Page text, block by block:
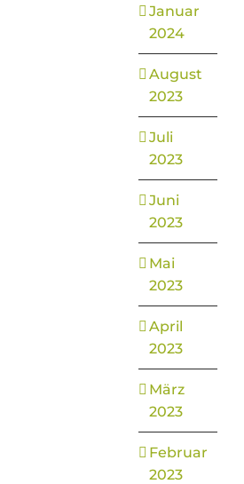
Januar
2024
August
2023
Juli
2023
Juni
2023
Mai
2023
April
2023
März
2023
Februar
2023